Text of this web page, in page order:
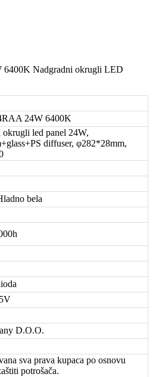
Nadgradni okrugli LED
24W 6400K
okrugli led panel 24W,
diffuser, φ282*28mm,
bela
D.O.O.
sva prava kupaca po osnovu
potrošača.